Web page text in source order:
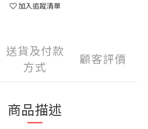
加入追蹤清單
送貨及付款
方式
顧客評價
商品描述